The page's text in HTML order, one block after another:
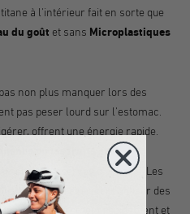
à l'intérieur fait en sorte que
du goût et sans Microplastiques
non plus manquer lors des
pas peser lourd sur l'estomac.
offrent une énergie rapide.
ou les fruits secs
les réserves d'énergie. Les
d'une heure peuvent utiliser des
particulièrement rapidement et